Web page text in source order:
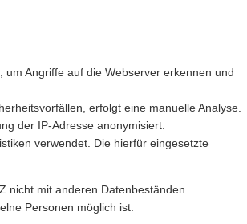
Angriffe auf die Webserver erkennen und
erfolgt eine manuelle Analyse.
der IP-Adresse anonymisiert.
verwendet. Die hierfür eingesetzte
nicht mit anderen Datenbeständen
Personen möglich ist.